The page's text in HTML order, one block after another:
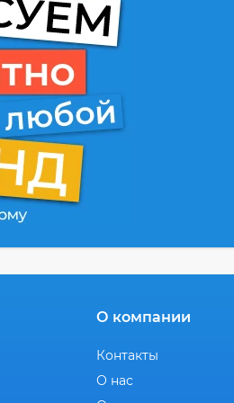
О компании
Контакты
О нас